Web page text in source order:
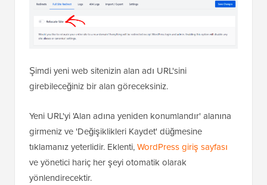
Şimdi yeni web sitenizin alan adı URL'sini
girebileceğiniz bir alan göreceksiniz.
Yeni URL'yi 'Alan adına yeniden konumlandır' alanına
girmeniz ve 'Değişiklikleri Kaydet' düğmesine
tıklamanız yeterlidir. Eklenti,WordPress giriş sayfası
ve yönetici hariç her şeyi otomatik olarak
yönlendirecektir.